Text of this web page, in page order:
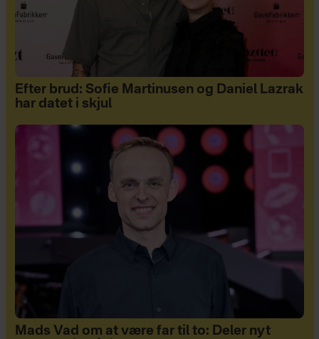
Efter brud: Sofie Martinusen og Daniel Lazrak
har datet i skjul
Mads Vad om at være far til to: Deler nyt